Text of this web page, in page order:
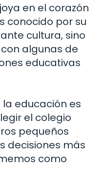
en el corazón
conocido por su
cultura, sino
algunas de
educativas
educación es
el colegio
pequeños
decisiones más
como